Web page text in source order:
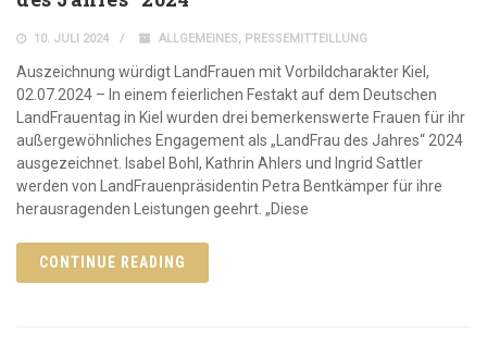
10. JULI 2024 ALLGEMEINES, PRESSEMITTEILLUNG
Auszeichnung würdigt LandFrauen mit Vorbildcharakter Kiel,
02.07.2024 – In einem feierlichen Festakt auf dem Deutschen
LandFrauentag in Kiel wurden drei bemerkenswerte Frauen für ihr
außergewöhnliches Engagement als „LandFrau des Jahres“ 2024
ausgezeichnet. Isabel Bohl, Kathrin Ahlers und Ingrid Sattler
werden von LandFrauenpräsidentin Petra Bentkämper für ihre
herausragenden Leistungen geehrt. „Diese
CONTINUE READING